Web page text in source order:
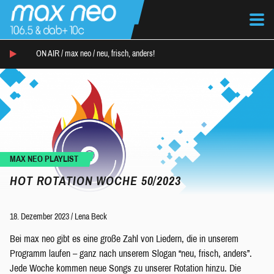
ON AIR / max neo / neu, frisch, anders!
MAX NEO PLAYLIST
HOT ROTATION WOCHE 50/2023
18. Dezember 2023 / Lena Beck
Bei max neo gibt es eine große Zahl von Liedern, die in unserem
Programm laufen – ganz nach unserem Slogan “neu, frisch, anders”.
Jede Woche kommen neue Songs zu unserer Rotation hinzu. Die